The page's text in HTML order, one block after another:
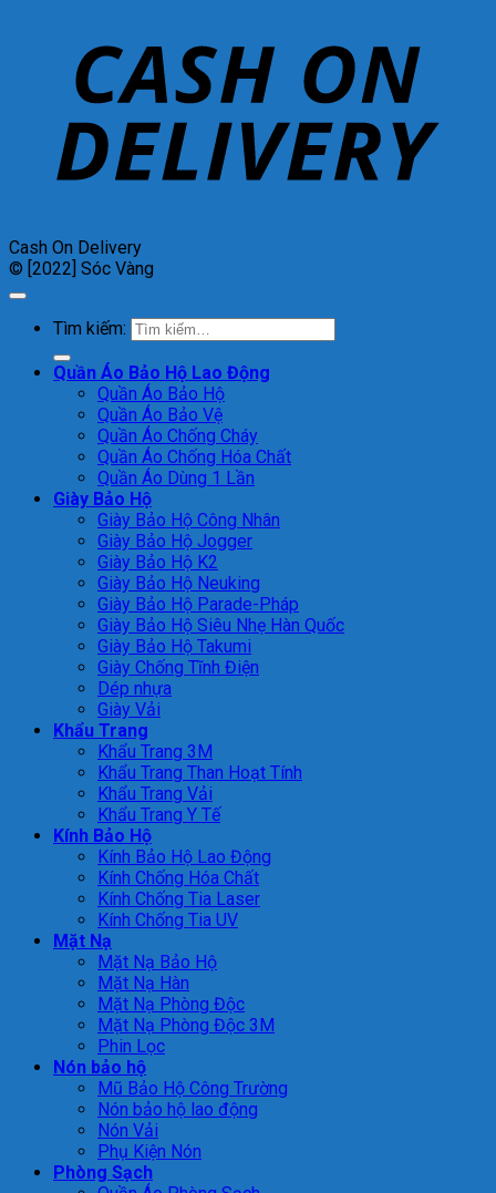
Cash On Delivery
© [2022] Sóc Vàng
Tìm kiếm:
Quần Áo Bảo Hộ Lao Động
Quần Áo Bảo Hộ
Quần Áo Bảo Vệ
Quần Áo Chống Cháy
Quần Áo Chống Hóa Chất
Quần Áo Dùng 1 Lần
Giày Bảo Hộ
Giày Bảo Hộ Công Nhân
Giày Bảo Hộ Jogger
Giày Bảo Hộ K2
Giày Bảo Hộ Neuking
Giày Bảo Hộ Parade-Pháp
Giày Bảo Hộ Siêu Nhẹ Hàn Quốc
Giày Bảo Hộ Takumi
Giày Chống Tĩnh Điện
Dép nhựa
Giày Vải
Khẩu Trang
Khẩu Trang 3M
Khẩu Trang Than Hoạt Tính
Khẩu Trang Vải
Khẩu Trang Y Tế
Kính Bảo Hộ
Kính Bảo Hộ Lao Động
Kính Chống Hóa Chất
Kính Chống Tia Laser
Kính Chống Tia UV
Mặt Nạ
Mặt Nạ Bảo Hộ
Mặt Nạ Hàn
Mặt Nạ Phòng Độc
Mặt Nạ Phòng Độc 3M
Phin Lọc
Nón bảo hộ
Mũ Bảo Hộ Công Trường
Nón bảo hộ lao động
Nón Vải
Phụ Kiện Nón
Phòng Sạch